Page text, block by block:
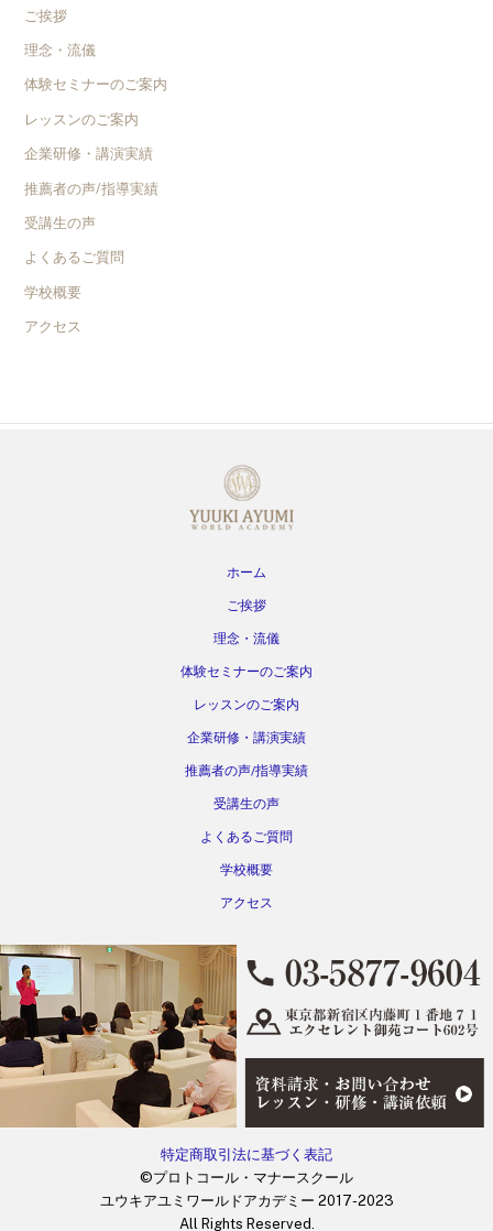
ご挨拶
理念・流儀
体験セミナーのご案内
レッスンのご案内
企業研修・講演実績
推薦者の声/指導実績
受講生の声
よくあるご質問
学校概要
アクセス
ホーム
ご挨拶
理念・流儀
体験セミナーのご案内
レッスンのご案内
企業研修・講演実績
推薦者の声/指導実績
受講生の声
よくあるご質問
学校概要
アクセス
特定商取引法に基づく表記
©プロトコール・マナースクール
ユウキアユミワールドアカデミー 2017-2023
All Rights Reserved.